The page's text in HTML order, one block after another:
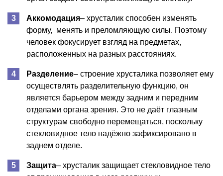
Аккомодация– хрусталик способен изменять
форму, менять и преломляющую силы. Поэтому
человек фокусирует взгляд на предметах,
расположенных на разных расстояниях.
Разделение– строение хрусталика позволяет ему
осуществлять разделительную функцию, он
является барьером между задним и передним
отделами органа зрения. Это не даёт глазным
структурам свободно перемещаться, поскольку
стекловидное тело надёжно зафиксировано в
заднем отделе.
Защита– хрусталик защищает стекловидное тело